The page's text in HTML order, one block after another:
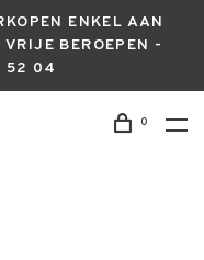
ENKEL AAN
BEROEPEN -
52 04
0